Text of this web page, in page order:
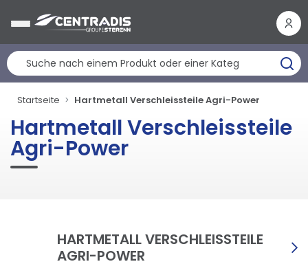
Startseite Hartmetall Verschleissteile Agri-Power
Hartmetall Verschleissteile
Agri-Power
HARTMETALL VERSCHLEISSTEILE
AGRI-POWER